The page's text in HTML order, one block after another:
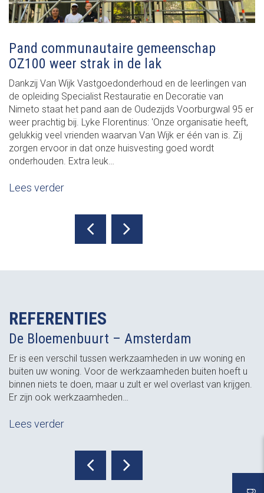
Pand communautaire gemeenschap
OZ100 weer strak in de lak
Dankzij Van Wijk Vastgoedonderhoud en de leerlingen van
de opleiding Specialist Restauratie en Decoratie van
Nimeto staat het pand aan de Oudezijds Voorburgwal 95 er
weer prachtig bij. Lyke Florentinus: 'Onze organisatie heeft,
gelukkig veel vrienden waarvan Van Wijk er één van is. Zij
zorgen ervoor in dat onze huisvesting goed wordt
onderhouden. Extra leuk…
Lees verder
REFERENTIES
De Bloemenbuurt – Amsterdam
Er is een verschil tussen werkzaamheden in uw woning en
buiten uw woning. Voor de werkzaamheden buiten hoeft u
binnen niets te doen, maar u zult er wel overlast van krijgen.
Er zijn ook werkzaamheden…
Lees verder